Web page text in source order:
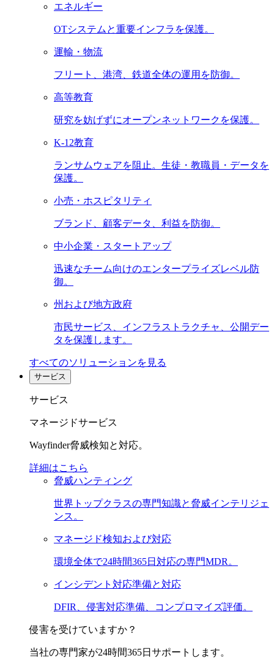
エネルギー
OTシステムと重要インフラを保護。
運輸・物流
フリート、港湾、鉄道全体の運用を防御。
高等教育
研究を妨げずにオープンネットワークを保護。
K-12教育
ランサムウェアを阻止。生徒・教職員・データを
保護。
小売・ホスピタリティ
ブランド、顧客データ、利益を防御。
中小企業・スタートアップ
迅速なチーム向けのエンタープライズレベル防
御。
州および地方政府
市民サービス、インフラストラクチャ、公開デー
タを保護します。
すべてのソリューションを見る
サービス
サービス
マネージドサービス
Wayfinder脅威検知と対応。
詳細はこちら
脅威ハンティング
世界トップクラスの専門知識と脅威インテリジェ
ンス。
マネージド検知および対応
環境全体で24時間365日対応の専門MDR。
インシデント対応準備と対応
DFIR、侵害対応準備、コンプロマイズ評価。
侵害を受けていますか？
当社の専門家が24時間365日サポートします。